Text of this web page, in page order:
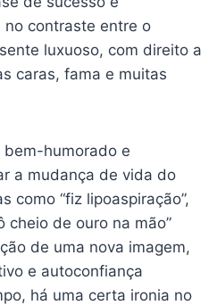
contraste entre o
luxuoso, com direito a
caras, fama e muitas
humorado e
a mudança de vida do
como “fiz lipoaspiração”,
cheio de ouro na mão”
de uma nova imagem,
e autoconfiança
há uma certa ironia no